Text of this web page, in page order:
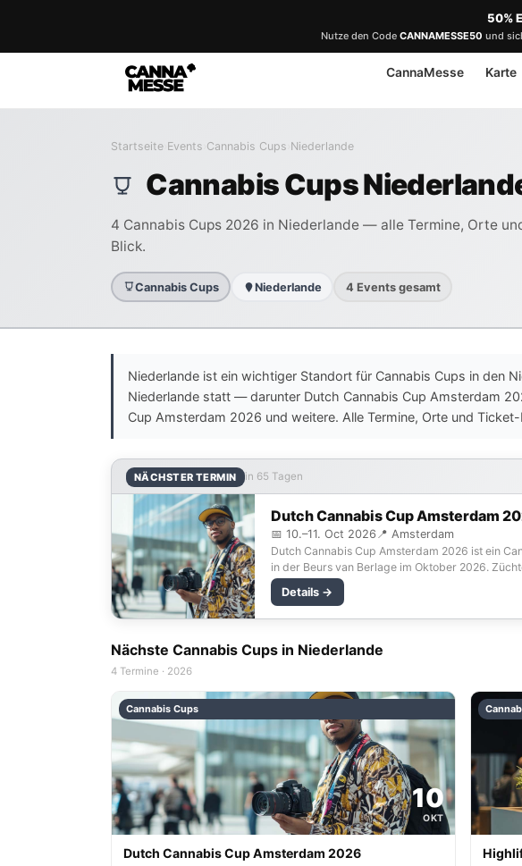
50%
Nutze den Code CANNAMESSE50 und
CannaMesse Karte
Startseite Events Cannabis Cups Niederlande
Cannabis Cups
4 Cannabis Cups 2026 in Niederlande — alle Termine, Orte
Blick.
Cannabis Cups Niederlande 4 Events gesamt
Niederlande ist ein wichtiger Standort für Cannabis Cups in den
Niederlande statt — darunter Dutch Cannabis Cup Amsterdam
Cup Amsterdam 2026 und weitere. Alle Termine, Orte und
NÄCHSTER TERMIN in 65 Tagen
Dutch Cannabis Cup Amsterdam
📅 10.–11. Oct 2026 📍 Amsterdam
Dutch Cannabis Cup Amsterdam 2026 ist ein
in der Beurs van Berlage im Oktober 2026.
Details →
Nächste Cannabis Cups in Niederlande
4 Termine · 2026
Cannabis Cups
10
OKT
Dutch Cannabis Cup Amsterdam 2026